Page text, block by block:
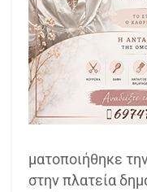
ματοποιήθηκε
στην πλατεία